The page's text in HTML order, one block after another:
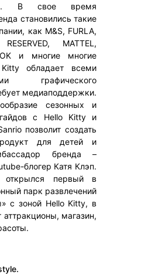
В свое время
становились такие
как M&S, FURLA,
MATTEL,
и многие многие
обладает всеми
графического
медиаподдержки.
сезонных и
гайдов с Hello Kitty и
позволит создать
для детей и
бренда –
блогер Катя Клэп.
первый в
парк развлечений
с зоной Hello Kitty, в
аттракционы, магазин,